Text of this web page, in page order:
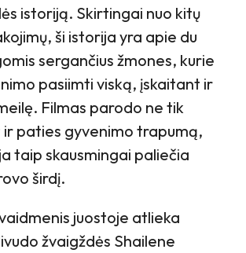
istoriją. Skirtingai nuo kitų
ši istorija yra apie du
sergančius žmones, kurie
pasiimti viską, įskaitant ir
Filmas parodo ne tik
paties gyvenimo trapumą,
taip skausmingai paliečia
širdį.
juostoje atlieka
žvaigždės Shailene